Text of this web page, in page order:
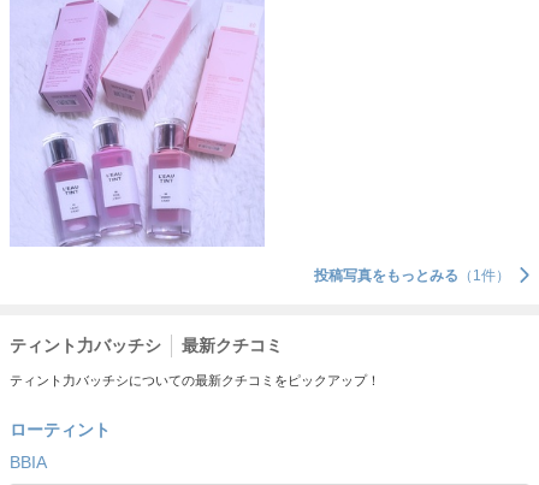
投稿写真をもっとみる （1件）
ティント力バッチシ 最新クチコミ
ティント力バッチシについての最新クチコミをピックアップ！
ローティント
BBIA